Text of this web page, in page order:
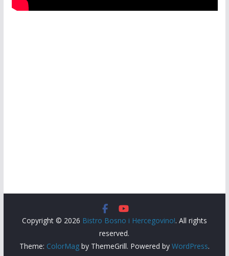
Copyright © 2026 Bistro Bosno i Hercegovino!. All rights
reserved.
Theme: ColorMagby ThemeGrill. Powered by WordPress.